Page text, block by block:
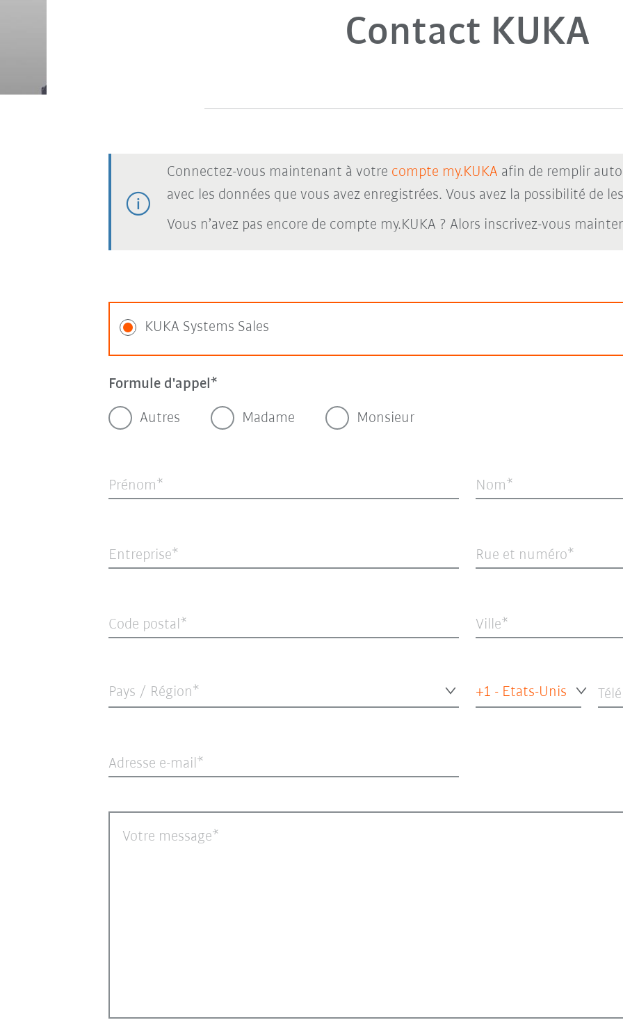
Contact KUKA
Connectez-vous maintenant à votre compte my.KUKA afin de remplir
avec les données que vous avez enregistrées. Vous avez la possibilité de
Vous n’avez pas encore de compte my.KUKA ? Alors inscrivez-vous
KUKA Systems Sales
Formule d'appel
Autres Madame Monsieur
Prénom Nom
Entreprise Rue et numéro
Code postal Ville
Pays / Région* +1 - Etats-Unis
Adresse e-mail
Votre message